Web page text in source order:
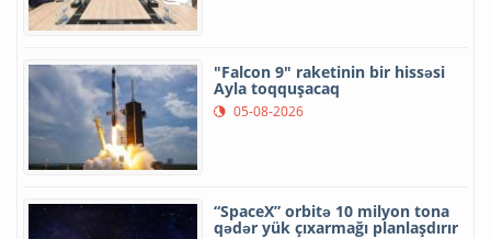
"Falcon 9" raketinin bir hissəsi
Ayla toqquşacaq
05-08-2026
“SpaceX” orbitə 10 milyon tona
qədər yük çıxarmağı planlaşdırır